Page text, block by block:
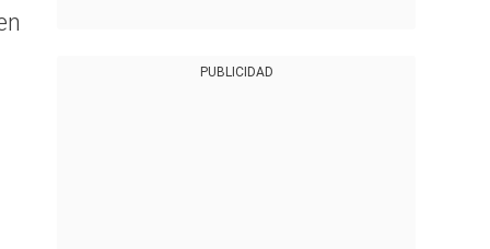
PUBLICIDAD